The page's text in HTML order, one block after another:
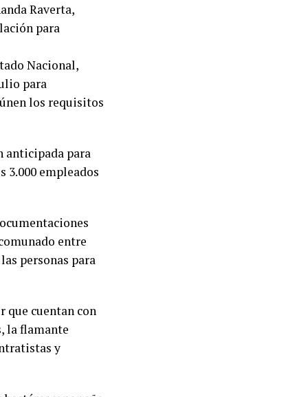
Raverta,
para
Nacional,
para
los requisitos
anticipada para
3.000 empleados
entre
personas para
que cuentan con
la flamante
y